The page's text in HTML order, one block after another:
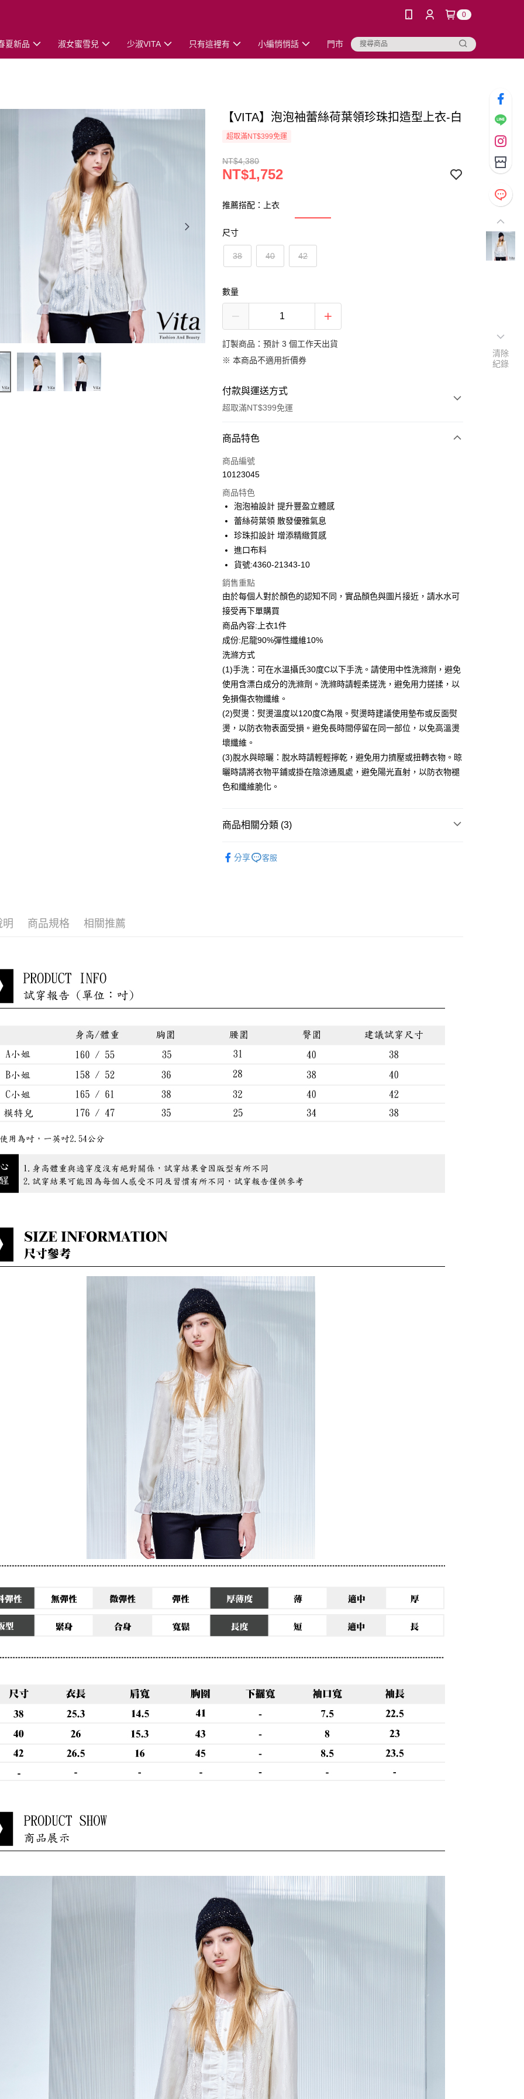
0
夏新品 淑女蜜雪兒 少淑VITA 只有這裡有 小編悄悄話 門市
【VITA】泡泡袖蕾絲荷葉領珍珠扣造型上衣-白
超取滿NT$399免運
NT$4,380
NT$1,752
推薦搭配：上衣
尺寸
38 40 42
數量
訂製商品：預計 3 個工作天出貨
※ 本商品不適用折價券
付款與運送方式
超取滿NT$399免運
付款方式
信用卡一次付款
3 期 0 利率 每期 NT$584
合作金庫商業銀行
華南商業銀行
國泰世華商業銀行
臺灣中小企業銀行
匯豐（台灣）商業銀行
聯邦商業銀行
遠東國際商業銀行
玉山商業銀行
台新國際商業銀行
台灣樂天信用卡公司
LINE Pay
街口支付
悠遊付
全盈+PAY
ATM付款
貨到付款
運送方式
付款後全家取貨
每筆NT$80，滿NT$399(含以上)免運費
付款後7-11取貨
每筆NT$80，滿NT$888(含以上)免運費
宅配到府
貨到付款
商品特色
商品編號
10123045
商品特色
泡泡袖設計 提升豐盈立體感
蕾絲荷葉領 散發優雅氣息
珍珠扣設計 增添精緻質感
進口布料
貨號:4360-21343-10
銷售重點
由於每個人對於顏色的認知不同，實品顏色與圖片接近，請水水可
接受再下單購買
商品內容:上衣1件
成份:尼龍90%彈性纖維10%
洗滌方式
(1)手洗：可在水溫攝氏30度C以下手洗。請使用中性洗滌劑，避免
使用含漂白成分的洗滌劑。洗滌時請輕柔搓洗，避免用力搓揉，以
免損傷衣物纖維。
(2)熨燙：熨燙溫度以120度C為限。熨燙時建議使用墊布或反面熨
燙，以防衣物表面受損。避免長時間停留在同一部位，以免高溫燙
壞纖維。
(3)脫水與晾曬：脫水時請輕輕擰乾，避免用力擠壓或扭轉衣物。晾
曬時請將衣物平鋪或掛在陰涼通風處，避免陽光直射，以防衣物褪
色和纖維脆化。
商品相關分類 (3)
分享 客服
明 商品規格 相關推薦
清除
紀錄